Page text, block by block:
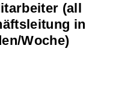
(all
in
Woche)